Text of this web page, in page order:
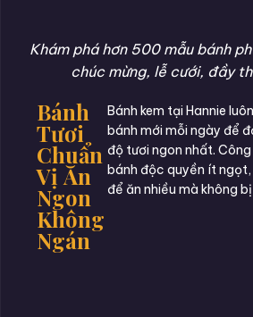
Khám phá hơn 500 mẫu bánh
chúc mừng, lễ cưới, đầy
Bánh
Tươi
Chuẩn
Vị Ăn
Ngon
Không
Ngán
Bánh kem tại Hannie
bánh mới mỗi ngày để
độ tươi ngon nhất.
bánh độc quyền ít
để ăn nhiều mà không